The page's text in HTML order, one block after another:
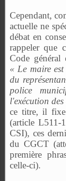
Cependant,
actuelle ne
débat en
rappeler que
Code général
« Le maire
du
police
l'exécution
ce titre, il fixe
(article L511-
CSI), ces
du CGCT
première
celle-ci).